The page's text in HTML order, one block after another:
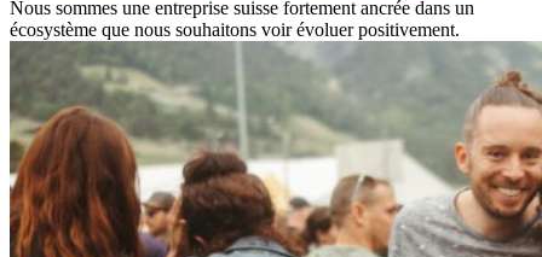
Nous sommes une entreprise suisse fortement ancrée dans un
écosystème que nous souhaitons voir évoluer positivement.